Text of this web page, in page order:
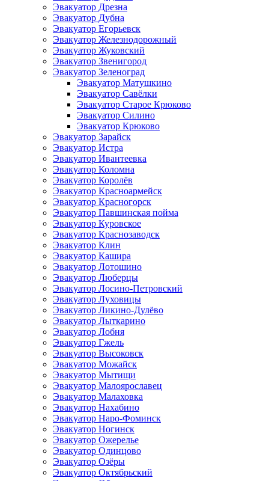
Эвакуатор Дрезна
Эвакуатор Дубна
Эвакуатор Егорьевск
Эвакуатор Железнодорожный
Эвакуатор Жуковский
Эвакуатор Звенигород
Эвакуатор Зеленоград
Эвакуатор Матушкино
Эвакуатор Савёлки
Эвакуатор Старое Крюково
Эвакуатор Силино
Эвакуатор Крюково
Эвакуатор Зарайск
Эвакуатор Истра
Эвакуатор Ивантеевка
Эвакуатор Коломна
Эвакуатор Королёв
Эвакуатор Красноармейск
Эвакуатор Красногорск
Эвакуатор Павшинская пойма
Эвакуатор Куровское
Эвакуатор Краснозаводск
Эвакуатор Клин
Эвакуатор Кашира
Эвакуатор Лотошино
Эвакуатор Люберцы
Эвакуатор Лосино-Петровский
Эвакуатор Луховицы
Эвакуатор Ликино-Дулёво
Эвакуатор Лыткарино
Эвакуатор Лобня
Эвакуатор Гжель
Эвакуатор Высоковск
Эвакуатор Можайск
Эвакуатор Мытищи
Эвакуатор Малоярославец
Эвакуатор Малаховка
Эвакуатор Нахабино
Эвакуатор Наро-Фоминск
Эвакуатор Ногинск
Эвакуатор Ожерелье
Эвакуатор Одинцово
Эвакуатор Озёры
Эвакуатор Октябрьский